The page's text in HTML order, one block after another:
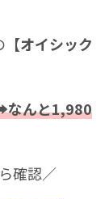
【オイシック
なんと1,980
確認／